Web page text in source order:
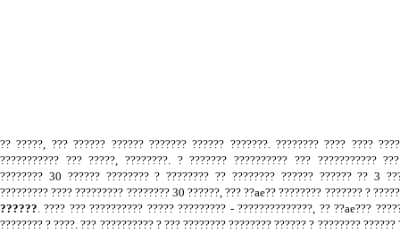
?? ?????, ??? ?????? ?????? ??????? ?????? ???????. ???????? ???? ????
??????????? ??? ?????, ????????. ? ??????? ?????????? ??? ???????????
???????? 30 ?????? ???????? ? ???????? ?? ???????? ?????? ?????? ?? 3
????????? ???? ????????? ???????? 30 ??????, ??? ??ae?? ???????? ??????? ?
??????. ???? ??? ?????????? ????? ????????? - ??????????????, ?? ??ae???
???????? ? ????. ??? ?????????? ? ??? ???????? ???????? ?????? ? ???????? ??????